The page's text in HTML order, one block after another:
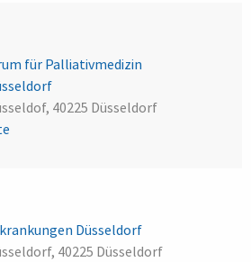
für Palliativmedizin
40225 Düsseldorf
Düsseldorf
40225 Düsseldorf